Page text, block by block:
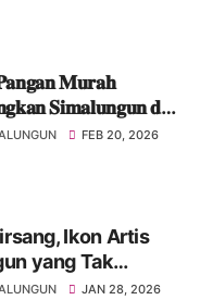
𝐌𝐮𝐫𝐚𝐡
𝐒𝐢𝐦𝐚𝐥𝐮𝐧𝐠𝐮𝐧 𝐝𝐢
𝐏𝐚𝐫𝐚𝐩𝐚𝐭 𝐃𝐢𝐬𝐞𝐫𝐛𝐮
FEB 20, 2026
Ikon Artis
yang Tak
Suara Budaya
JAN 28, 2026